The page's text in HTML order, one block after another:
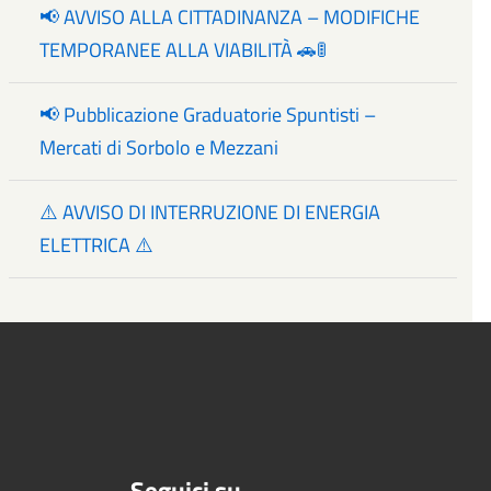
📢 AVVISO ALLA CITTADINANZA – MODIFICHE
TEMPORANEE ALLA VIABILITÀ 🚗🚦
📢 Pubblicazione Graduatorie Spuntisti –
Mercati di Sorbolo e Mezzani
⚠️ AVVISO DI INTERRUZIONE DI ENERGIA
ELETTRICA ⚠️